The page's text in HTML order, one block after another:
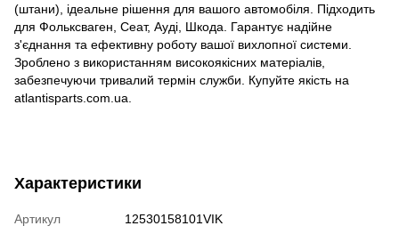
(штани), ідеальне рішення для вашого автомобіля. Підходить
для Фольксваген, Сеат, Ауді, Шкода. Гарантує надійне
з'єднання та ефективну роботу вашої вихлопної системи.
Зроблено з використанням високоякісних матеріалів,
забезпечуючи тривалий термін служби. Купуйте якість на
atlantisparts.com.ua.
Характеристики
Артикул
12530158101VIK